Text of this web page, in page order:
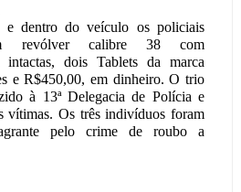
e dentrodo veículo os policiais
revólver calibre 38 com
intactas, dois Tablets da marca
e R$450,00, em dinheiro.O trio
à 13ª Delegacia de Polícia e
vítimas. Os três indivíduos foram
pelo crime de roubo a